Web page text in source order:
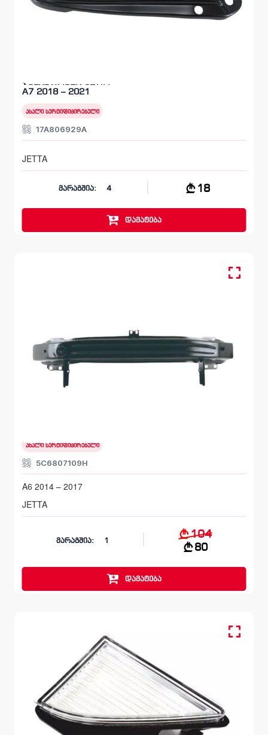
VOLKSWAGEN JETTA
A7 2018 – 2021
ახალი სერტიფიცირებული
17A806929A
JETTA
მარაგშია: 4 18
დამატება
წინა, ბალკა
ახალი სერტიფიცირებული
5C6807109H
A6 2014 – 2017
JETTA
მარაგშია: 1
104
80
დამატება